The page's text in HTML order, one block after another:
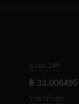
สูงสุด 24h
฿ 33.006495
ราคาต่ำสุด